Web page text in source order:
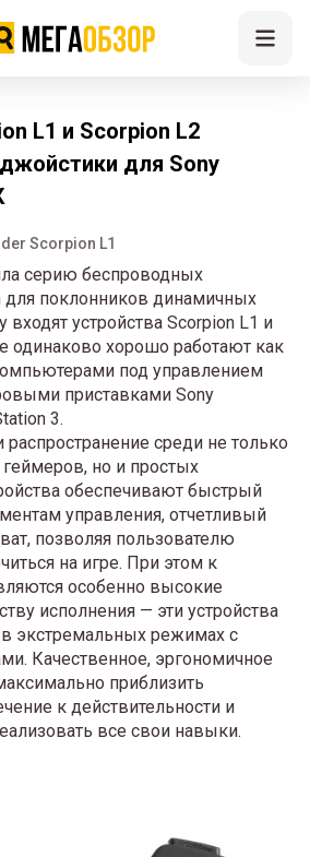
L1 и Scorpion L2
для Sony
Scorpion L1
серию беспроводных
для поклонников динамичных
входят устройства Scorpion L1 и
одинаково хорошо работают как
под управлением
приставками Sony
3.
среди не только
но и простых
обеспечивают быстрый
управления, отчетливый
позволяя пользователю
на игре. При этом к
особенно высокие
исполнения — эти устройства
экстремальных режимах с
Качественное, эргономичное
приблизить
к действительности и
все свои навыки.